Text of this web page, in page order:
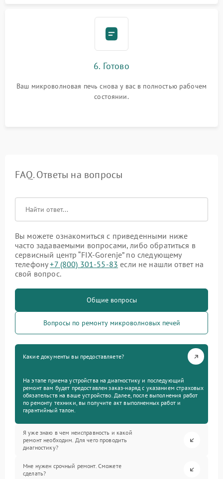
6. Готово
Ваш микроволновая печь снова у вас в полностью рабочем
состоянии.
FAQ. Ответы на вопросы
Вы можете ознакомиться с приведенными ниже
часто задаваемыми вопросами, либо обратиться в
сервисный центр “FIX-Gorenje” по следующему
телефону+7 (800) 301-55-83 если не нашли ответ на
свой вопрос.
Общие вопросы
Вопросы по ремонту микроволновых печей
Какие документы вы предоставляете?
На этапе приема устройства на диагностику и последующий
ремонт вам будет предоставлен заказ-наряд с указанием страховых
обязательств на ваше устройство. Далее, после выполнения работ
по ремонту техники, вы получите акт выполненных работ и
гарантийный талон.
Я уже знаю в чем неисправность и какой
ремонт необходим. Для чего проводить
диагностику?
Мне нужен срочный ремонт. Сможете
сделать?